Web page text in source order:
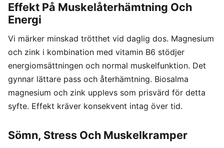
Effekt På Muskelåterhämtning Och
Energi
Vi märker minskad trötthet vid daglig dos. Magnesium
och zink i kombination med vitamin B6 stödjer
energiomsättningen och normal muskelfunktion. Det
gynnar lättare pass och återhämtning. Biosalma
magnesium och zink upplevs som prisvärd för detta
syfte. Effekt kräver konsekvent intag över tid.
Sömn, Stress Och Muskelkramper